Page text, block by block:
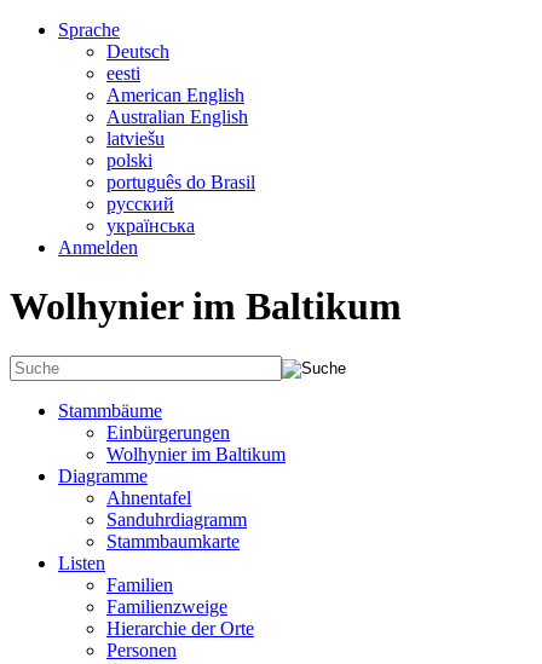
Sprache
Deutsch
eesti
American English
Australian English
latviešu
polski
português do Brasil
русский
українська
Anmelden
Wolhynier im Baltikum
Stammbäume
Einbürgerungen
Wolhynier im Baltikum
Diagramme
Ahnentafel
Sanduhrdiagramm
Stammbaumkarte
Listen
Familien
Familienzweige
Hierarchie der Orte
Personen